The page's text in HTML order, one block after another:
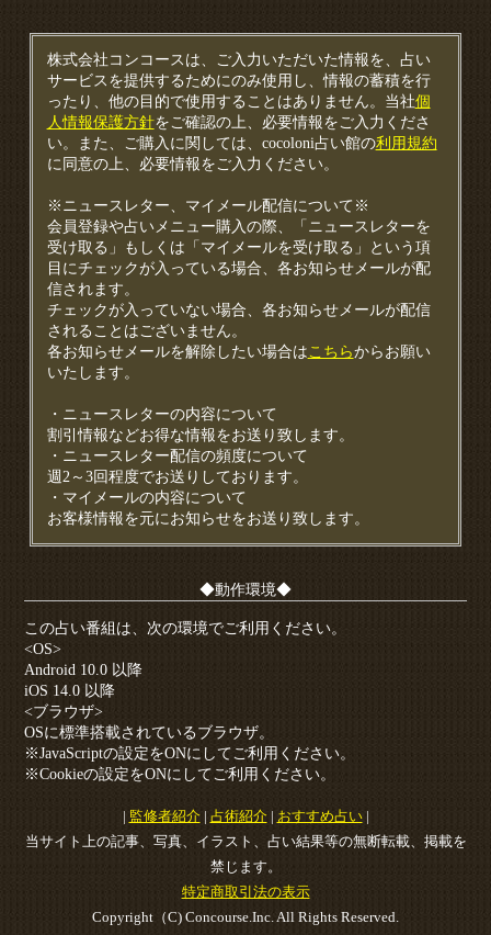
株式会社コンコースは、ご入力いただいた情報を、占い
サービスを提供するためにのみ使用し、情報の蓄積を行
ったり、他の目的で使用することはありません。当社個
人情報保護方針をご確認の上、必要情報をご入力くださ
い。また、ご購入に関しては、cocoloni占い館の利用規約
に同意の上、必要情報をご入力ください。
※ニュースレター、マイメール配信について※
会員登録や占いメニュー購入の際、「ニュースレターを
受け取る」もしくは「マイメールを受け取る」という項
目にチェックが入っている場合、各お知らせメールが配
信されます。
チェックが入っていない場合、各お知らせメールが配信
されることはございません。
各お知らせメールを解除したい場合はこちらからお願い
いたします。
・ニュースレターの内容について
割引情報などお得な情報をお送り致します。
・ニュースレター配信の頻度について
週2～3回程度でお送りしております。
・マイメールの内容について
お客様情報を元にお知らせをお送り致します。
◆動作環境◆
この占い番組は、次の環境でご利用ください。
<OS>
Android 10.0 以降
iOS 14.0 以降
<ブラウザ>
OSに標準搭載されているブラウザ。
※JavaScriptの設定をONにしてご利用ください。
※Cookieの設定をONにしてご利用ください。
| 監修者紹介 | 占術紹介 | おすすめ占い |
当サイト上の記事、写真、イラスト、占い結果等の無断転載、掲載を
禁じます。
特定商取引法の表示
Copyright（C) Concourse.Inc. All Rights Reserved.